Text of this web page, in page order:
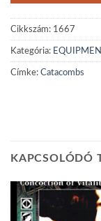
Cikkszám: 1667
Kategória:
Címke: Catacombs
KAPCSOLÓDÓ